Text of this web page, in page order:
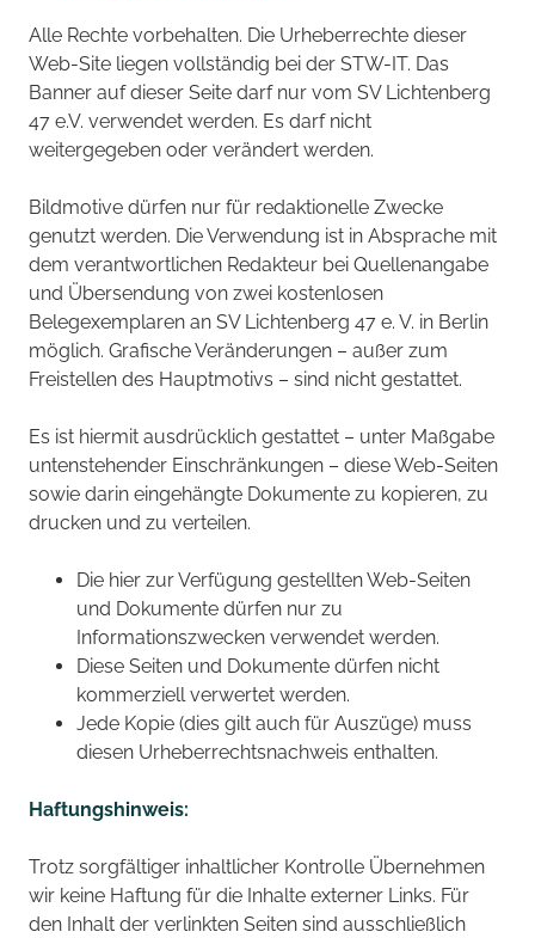
Alle Rechte vorbehalten. Die Urheberrechte dieser
Web-Site liegen vollständig bei der STW-IT. Das
Banner auf dieser Seite darf nur vom SV Lichtenberg
47 e.V. verwendet werden. Es darf nicht
weitergegeben oder verändert werden.
Bildmotive dürfen nur für redaktionelle Zwecke
genutzt werden. Die Verwendung ist in Absprache mit
dem verantwortlichen Redakteur bei Quellenangabe
und Übersendung von zwei kostenlosen
Belegexemplaren an SV Lichtenberg 47 e. V. in Berlin
möglich. Grafische Veränderungen – außer zum
Freistellen des Hauptmotivs – sind nicht gestattet.
Es ist hiermit ausdrücklich gestattet – unter Maßgabe
untenstehender Einschränkungen – diese Web-Seiten
sowie darin eingehängte Dokumente zu kopieren, zu
drucken und zu verteilen.
Die hier zur Verfügung gestellten Web-Seiten
und Dokumente dürfen nur zu
Informationszwecken verwendet werden.
Diese Seiten und Dokumente dürfen nicht
kommerziell verwertet werden.
Jede Kopie (dies gilt auch für Auszüge) muss
diesen Urheberrechtsnachweis enthalten.
Haftungshinweis:
Trotz sorgfältiger inhaltlicher Kontrolle Übernehmen
wir keine Haftung für die Inhalte externer Links. Für
den Inhalt der verlinkten Seiten sind ausschließlich